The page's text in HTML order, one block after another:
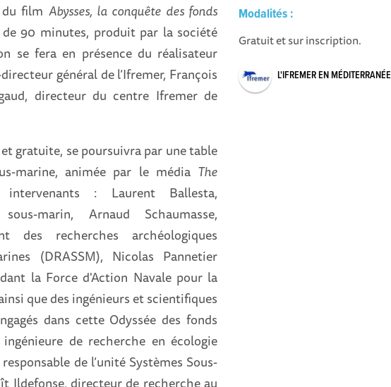
film Abysses, la conquête des fonds
90 minutes, produit par la société
se fera en présence du réalisateur
général de l’Ifremer, François
directeur du centre Ifremer de
gratuite, se poursuivra par une table
marine, animée par le média The
: Laurent Ballesta,
marin, Arnaud Schaumasse,
des recherches archéologiques
(DRASSM), Nicolas Pannetier
la Force d'Action Navale pour la
que des ingénieurs et scientifiques
dans cette Odyssée des fonds
de recherche en écologie
de l’unité Systèmes Sous-
Ildefonse, directeur de recherche au
Modalités :
Gratuit et sur inscription.
L'IFREMER EN MÉDITERRANÉE